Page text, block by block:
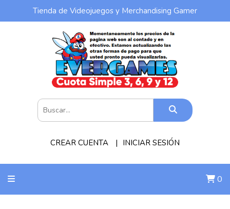
Tienda de Videojuegos y Merchandising Gamer
CREAR CUENTA INICIAR SESIÓN
0